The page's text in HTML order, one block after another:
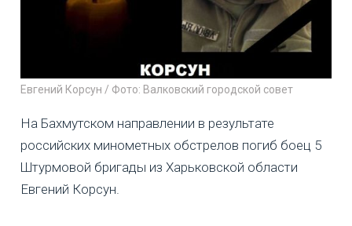
Евгений Корсун / Фото: Валковский городской совет
На Бахмутском направлении в результате
российских минометных обстрелов погиб боец 5
Штурмовой бригады из Харьковской области
Евгений Корсун.